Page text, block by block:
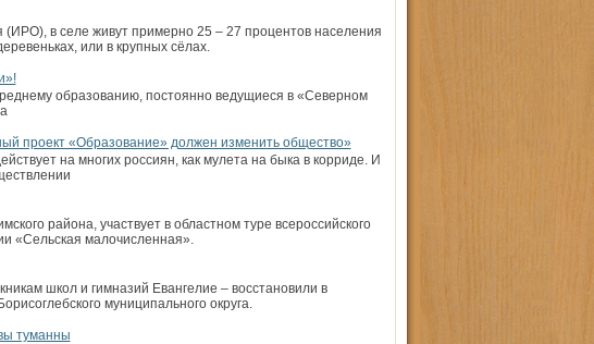
в селе живут примерно 25 – 27 процентов населения
или в крупных сёлах.
образованию, постоянно ведущиеся в «Северном
проект «Образование» должен изменить общество»
на многих россиян, как мулета на быка в корриде. И
района, участвует в областном туре всероссийского
«Сельская малочисленная».
школ и гимназий Евангелие – восстановили в
муниципального округа.
туманны